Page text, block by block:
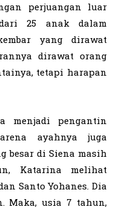
perjuangan luar
25 anak dalam
yang dirawat
dirawat orang
tetapi harapan
menjadi pengantin
ayahnya juga
besar di Siena masih
Katarina melihat
Santo Yohanes. Dia
Maka, usia 7 tahun,